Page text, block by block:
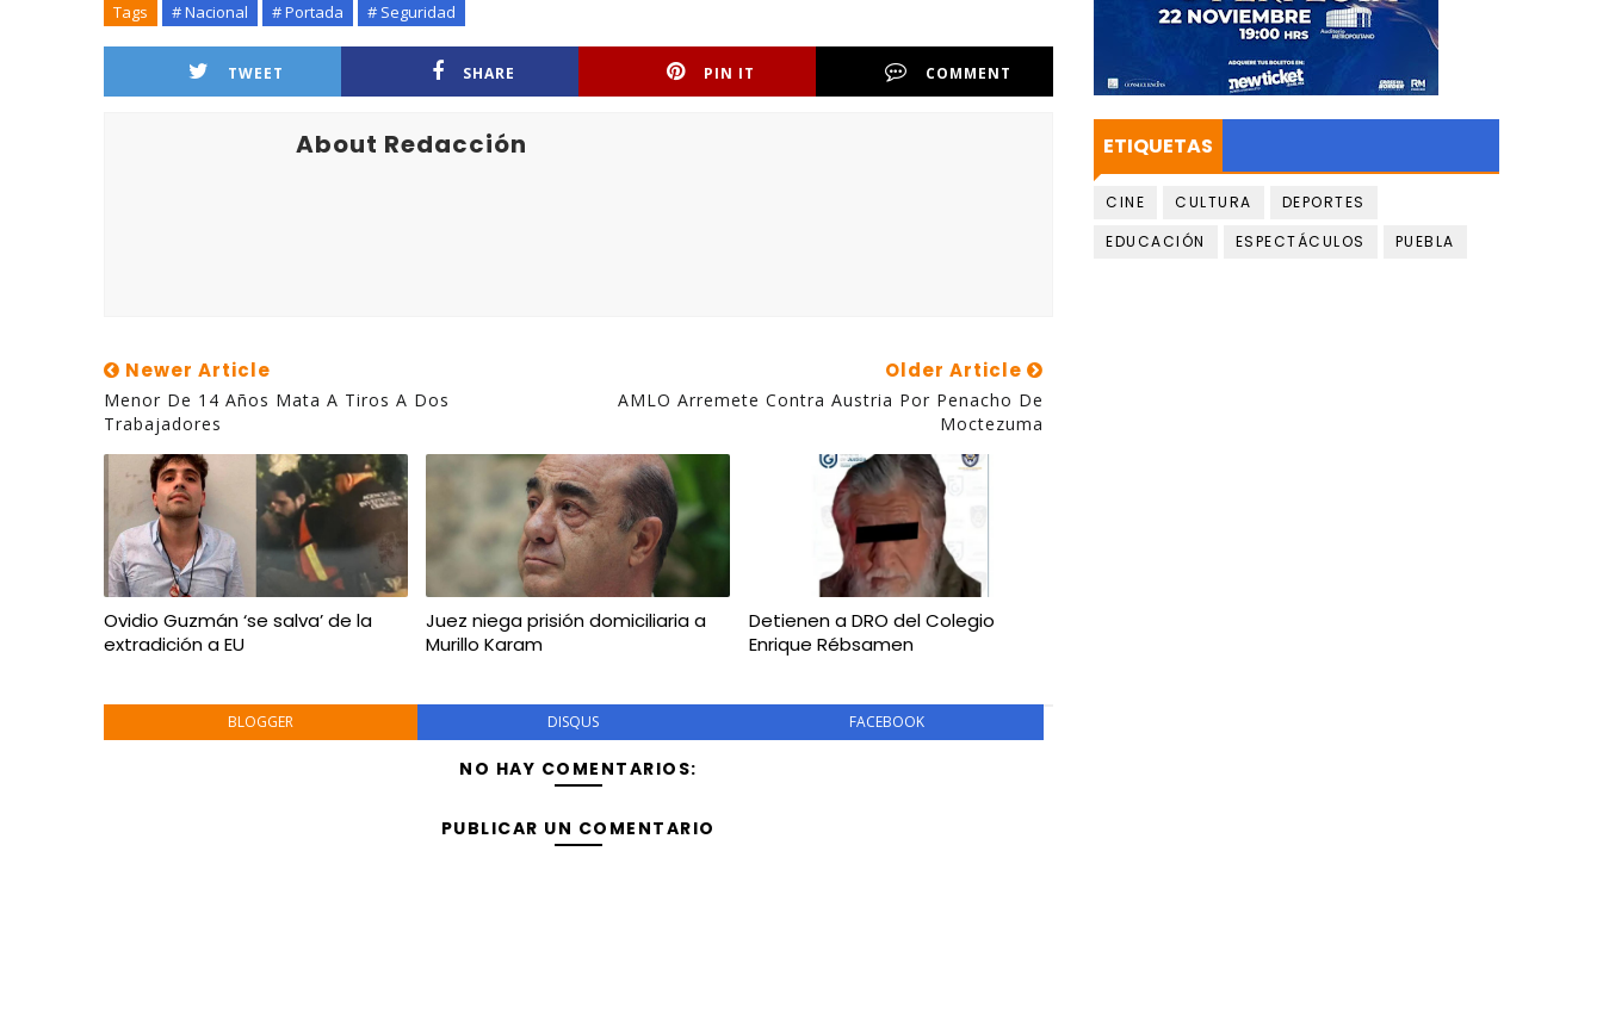
Tags # Nacional # Portada # Seguridad
TWEET SHARE PIN IT COMMENT
About Redacción
Newer Article
Menor De 14 Años Mata A Tiros A Dos
Trabajadores
Older Article
AMLO Arremete Contra Austria Por Penacho De
Moctezuma
Ovidio Guzmán ‘se salva’ de la
extradición a EU
Juez niega prisión domiciliaria a
Murillo Karam
Detienen a DRO del Colegio
Enrique Rébsamen
BLOGGER DISQUS FACEBOOK
NO HAY COMENTARIOS:
PUBLICAR UN COMENTARIO
ETIQUETAS
CINE CULTURA
DEPORTES
EDUCACIÓN
ESPECTÁCULOS PUEBLA